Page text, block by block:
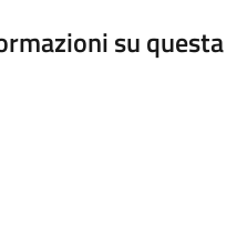
su questa